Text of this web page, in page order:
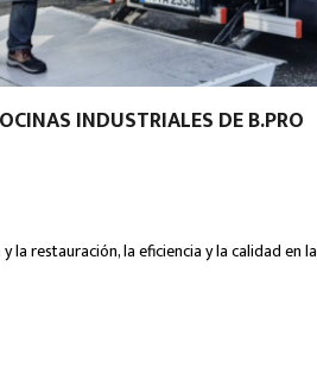
INDUSTRIALES DE B.PRO
la restauración, la eficiencia y la calidad en la